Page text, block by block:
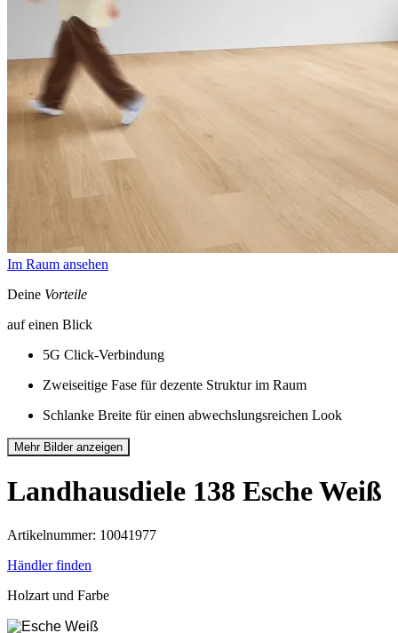
Im Raum ansehen
Deine Vorteile
auf einen Blick
5G Click-Verbindung
Zweiseitige Fase für dezente Struktur im Raum
Schlanke Breite für einen abwechslungsreichen Look
Mehr Bilder anzeigen
Landhausdiele 138 Esche Weiß
Artikelnummer: 10041977
Händler finden
Holzart und Farbe